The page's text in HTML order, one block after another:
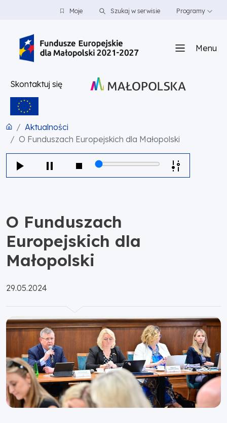
PRZEJDŹ DO TREŚCI
PRZEJDŹ DO MENUMoje Szukaj w serwisie Programy
Menu
Skontaktuj się
Aktualności
O Funduszach Europejskich dla Małopolski
O Funduszach
Europejskich dla
Małopolski
Opublikowano:
29.05.2024